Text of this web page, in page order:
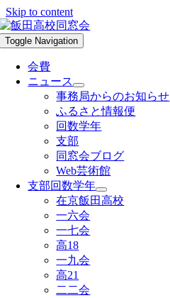
Skip to content
Toggle Navigation
会費
ニュース
事務局からのお知らせ
ふるさと情報便
回数学年
支部
同窓会ブログ
Web芸術館
支部回数学年
在京飯田高校
一六会
一七会
高18
一九会
高21
二二会